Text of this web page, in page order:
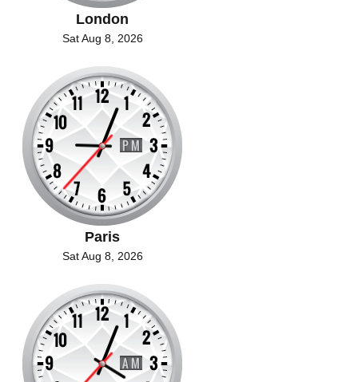
London
Sat Aug 8, 2026
Paris
Sat Aug 8, 2026